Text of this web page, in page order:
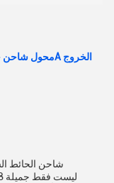
شاحن الحائط